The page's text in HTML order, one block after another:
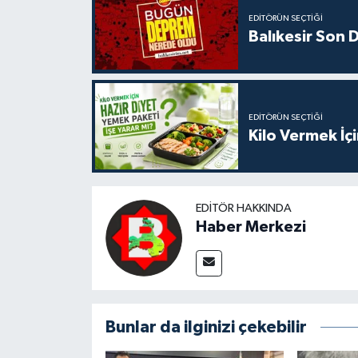
EDITÖRÜN SEÇTIĞI
Balıkesir Son
EDITÖRÜN SEÇTIĞI
Kilo Vermek
EDITÖR HAKKINDA
Haber Merkezi
Bunlar da ilginizi çekebilir